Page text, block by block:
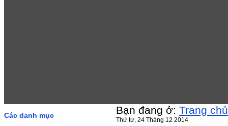
Các danh mục Bạn đang ở: Trang chủ
Thứ tư, 24 Tháng 12 2014